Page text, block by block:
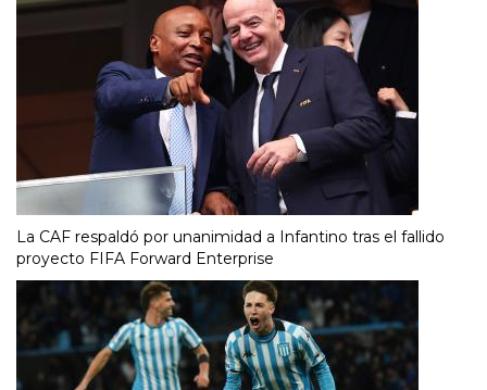
La CAF respaldó por unanimidad a Infantino tras el fallido
proyecto FIFA Forward Enterprise